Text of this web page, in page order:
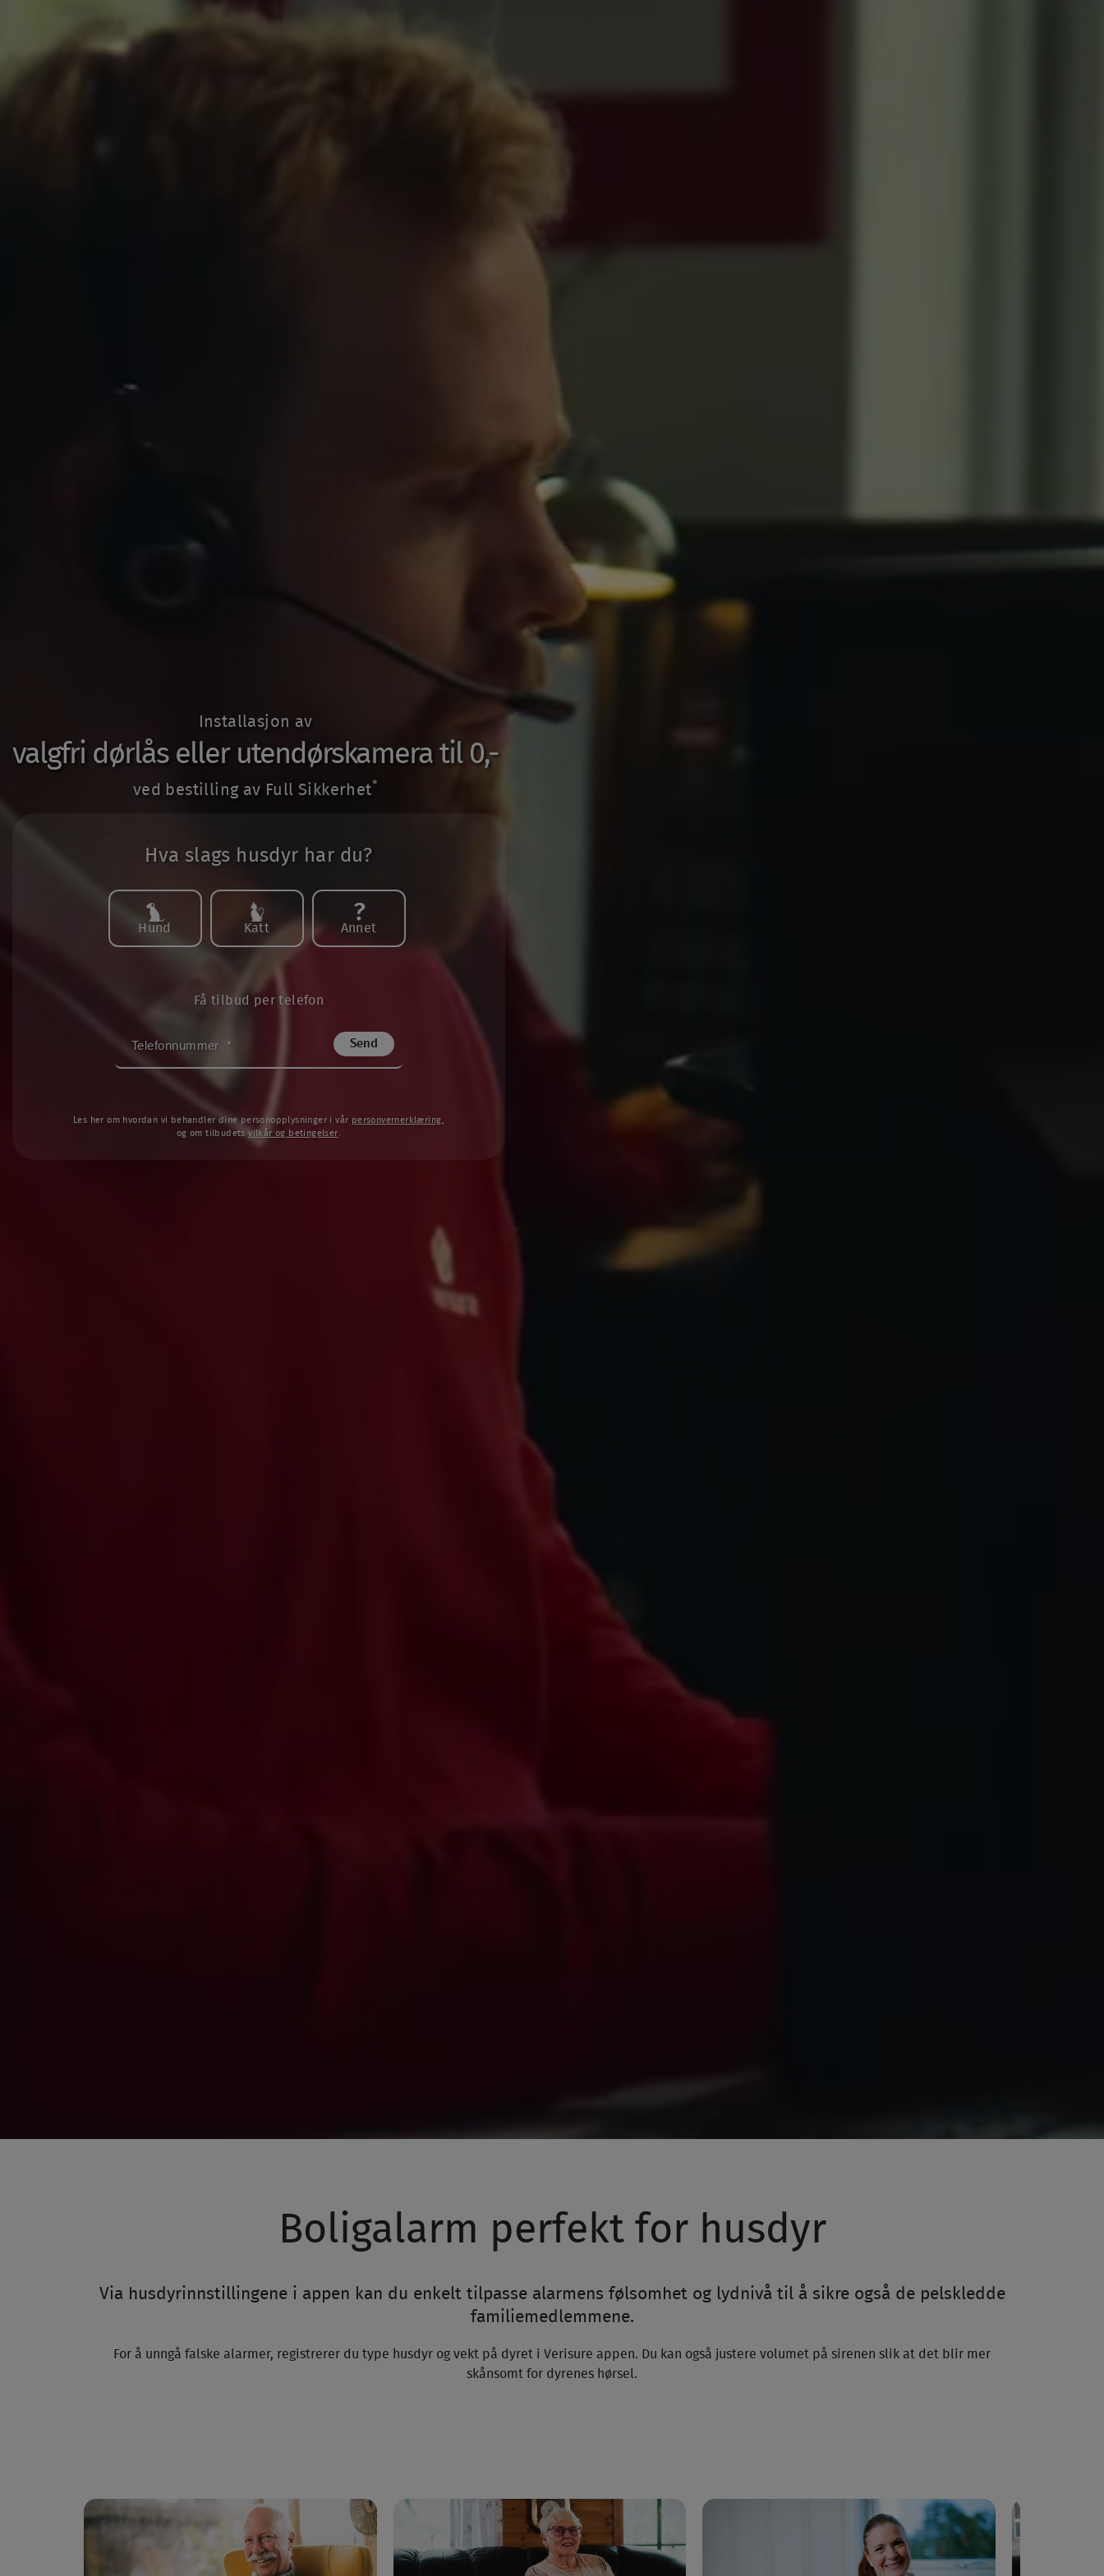
Installasjon av
valgfri dørlås eller utendørskamera til 0,-
ved bestilling av Full Sikkerhet*
Hva slags husdyr har du?
Hund Katt Annet
Få tilbud per telefon
Les her om hvordan vi behandler dine personopplysninger i vår personvernerklæring
og om tilbudetsvilkår og betingelser
Boligalarm perfekt for husdyr
Via husdyrinnstillingene i appen kan du enkelt tilpasse alarmens følsomhet og lydnivå til å sikre også de pelskledde
familie­medlemmene.
For å unngå falske alarmer, registrerer du type husdyr og vekt på dyret i Verisure appen. Du kan også justere volumet på sirenen slik at det blir mer
skånsomt for dyrenes hørsel.